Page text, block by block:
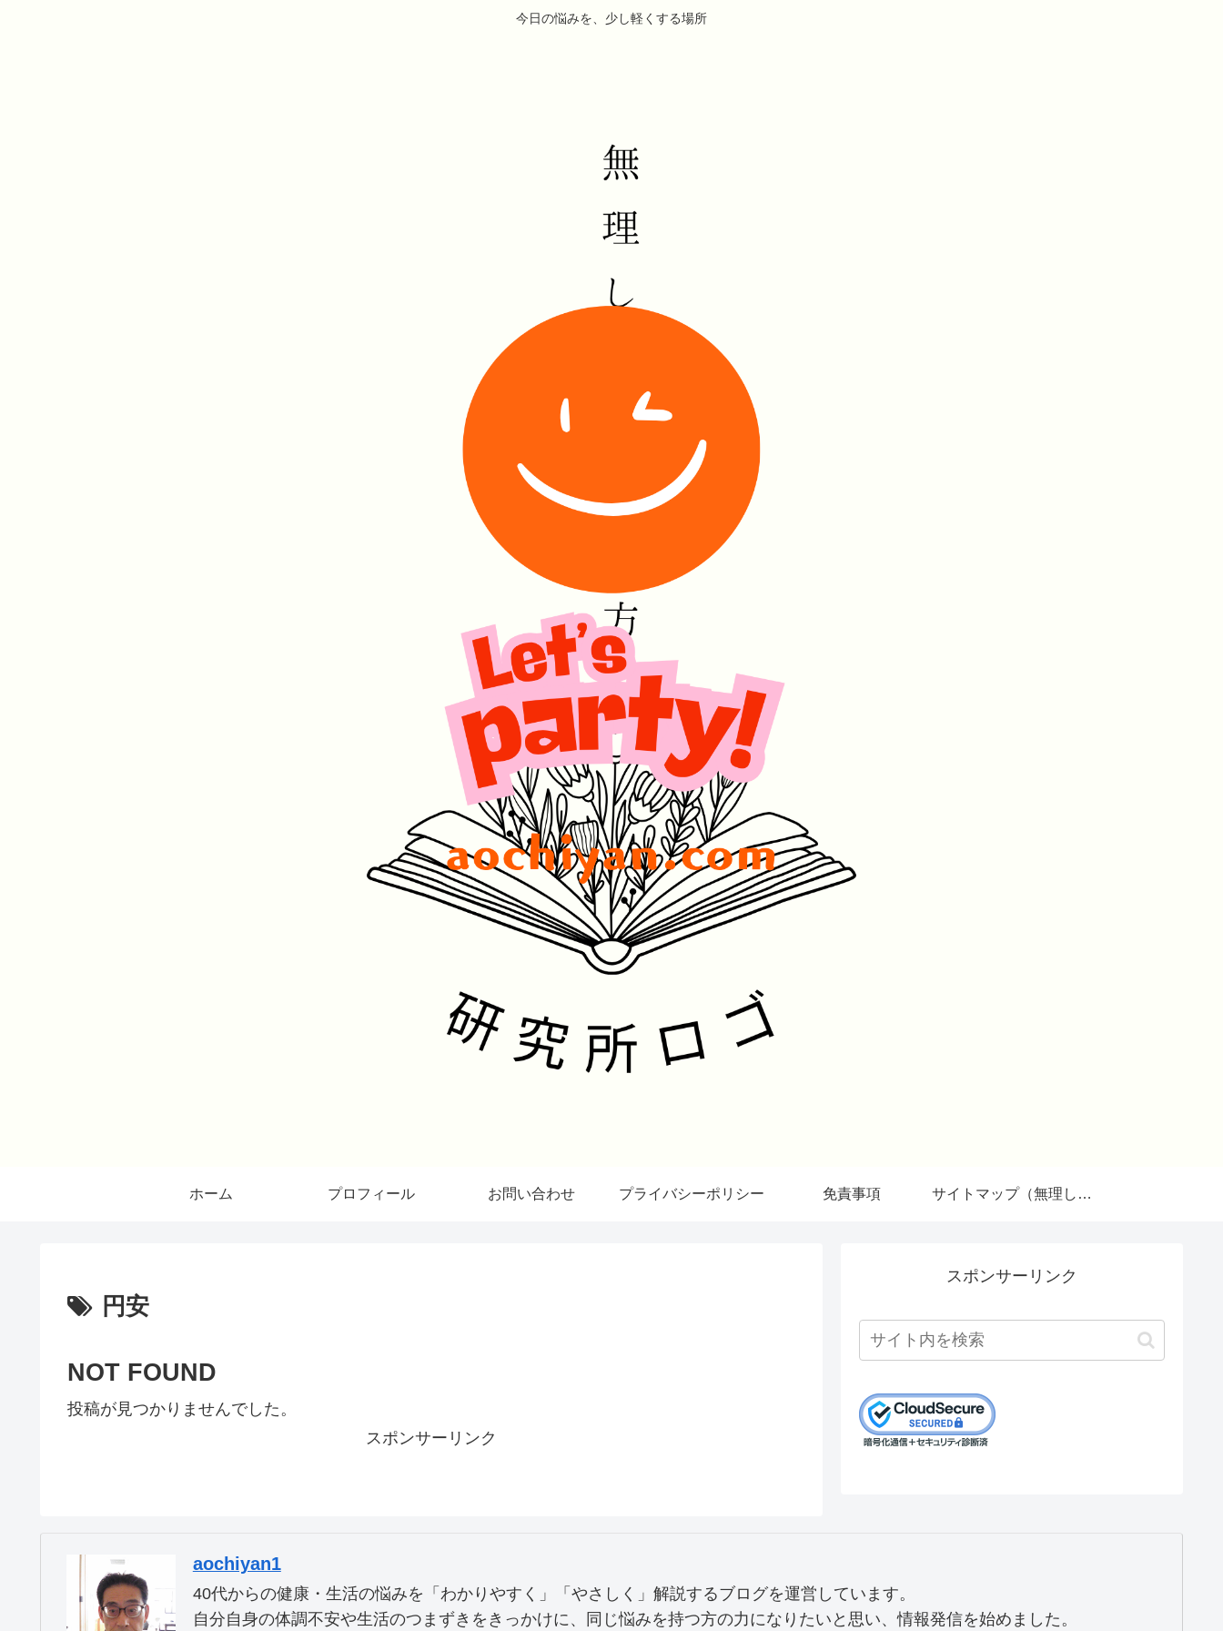
今日の悩みを、少し軽くする場所
ホーム プロフィール お問い合わせ プライバシーポリシー 免責事項 サイトマップ（無理しない生き方研究所）
円安
NOT FOUND
投稿が見つかりませんでした。
スポンサーリンク
スポンサーリンク
aochiyan1
40代からの健康・生活の悩みを「わかりやすく」「やさしく」解説するブログを運営しています。
自分自身の体調不安や生活のつまずきをきっかけに、同じ悩みを持つ方の力になりたいと思い、情報発信を始めました。